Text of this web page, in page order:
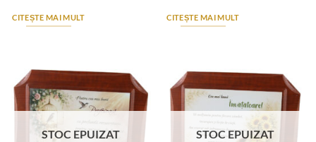
CITEȘTE MAI MULT CITEȘTE MAI MULT
STOC EPUIZAT STOC EPUIZAT